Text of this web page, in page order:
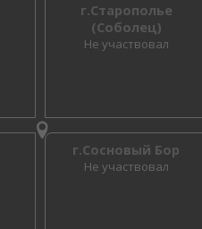
г.Старополье
(Соболец)
Не участвовал
г.Сосновый Бор
Не участвовал